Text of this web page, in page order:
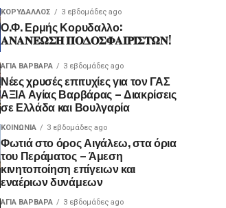
ΚΟΡΥΔΑΛΛΟΣ 3 εβδομάδες ago
Ο.Φ. Ερμής Κορυδαλλο:
𝚨𝚴𝚨𝚴𝚬𝛀𝚺𝚮 𝚷𝚶𝚫𝚶𝚺𝚽𝚨𝚰𝚸𝚰𝚺𝚻𝛀𝚴!
ΑΓΙΑ ΒΑΡΒΑΡΑ 3 εβδομάδες ago
Νέες χρυσές επιτυχίες για τον ΓΑΣ
ΑΞΙΑ Αγίας Βαρβάρας – Διακρίσεις
σε Ελλάδα και Βουλγαρία
ΚΟΙΝΩΝΊΑ 3 εβδομάδες ago
Φωτιά στο όρος Αιγάλεω, στα όρια
του Περάματος – Άμεση
κινητοποίηση επίγειων και
εναέριων δυνάμεων
ΑΓΙΑ ΒΑΡΒΑΡΑ 3 εβδομάδες ago